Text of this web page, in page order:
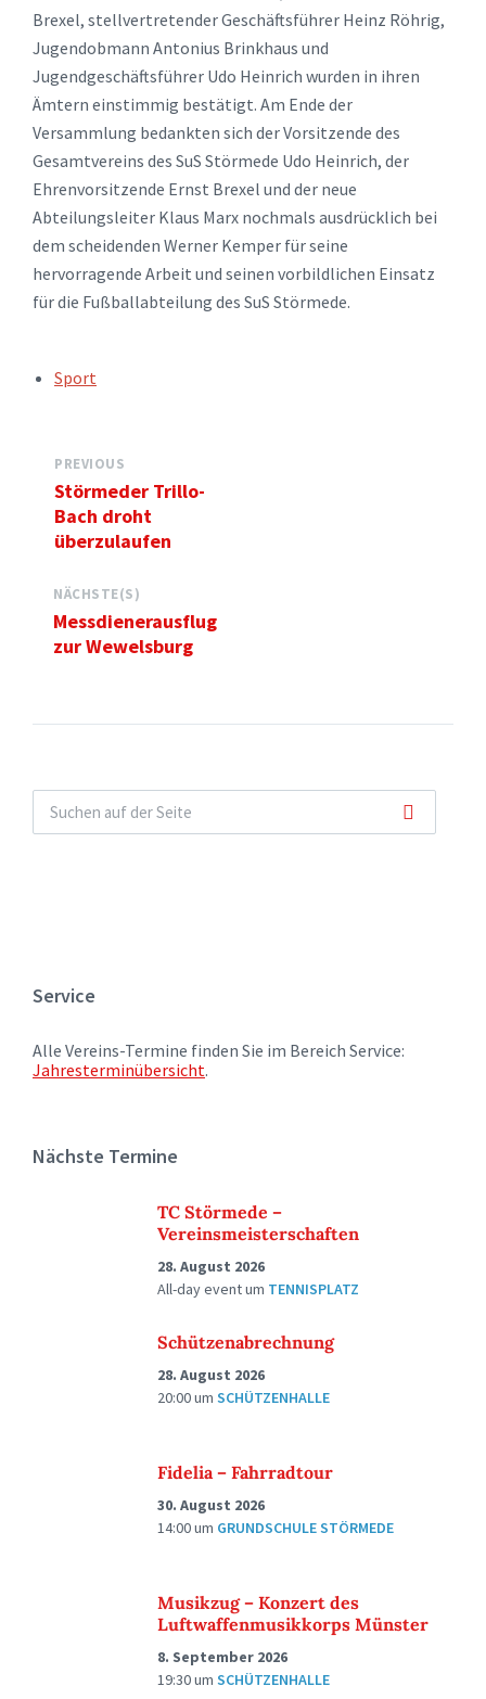
Brexel, stellvertretender Geschäftsführer Heinz Röhrig,
Jugendobmann Antonius Brinkhaus und
Jugendgeschäftsführer Udo Heinrich wurden in ihren
Ämtern einstimmig bestätigt. Am Ende der
Versammlung bedankten sich der Vorsitzende des
Gesamtvereins des SuS Störmede Udo Heinrich, der
Ehrenvorsitzende Ernst Brexel und der neue
Abteilungsleiter Klaus Marx nochmals ausdrücklich bei
dem scheidenden Werner Kemper für seine
hervorragende Arbeit und seinen vorbildlichen Einsatz
für die Fußballabteilung des SuS Störmede.
TAGS:Sport
PREVIOUS
Störmeder Trillo-
Bach droht
überzulaufen
NÄCHSTE(S)
Messdienerausflug
zur Wewelsburg
Service
Alle Vereins-Termine finden Sie im Bereich Service:
Jahresterminübersicht.
Nächste Termine
TC Störmede –
Vereinsmeisterschaften
28. August 2026
All-day eventum TENNISPLATZ
Schützenabrechnung
28. August 2026
20:00um SCHÜTZENHALLE
Fidelia – Fahrradtour
30. August 2026
14:00um GRUNDSCHULE STÖRMEDE
Musikzug – Konzert des
Luftwaffenmusikkorps Münster
8. September 2026
19:30um SCHÜTZENHALLE